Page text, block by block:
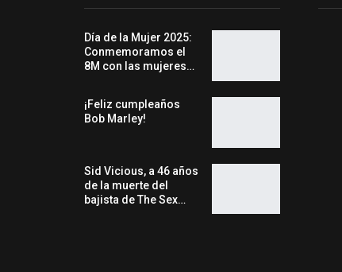
Día de la Mujer 2025:
Conmemoramos el
8M con las mujeres…
¡Feliz cumpleaños
Bob Marley!
Sid Vicious, a 46 años
de la muerte del
bajista de The Sex…